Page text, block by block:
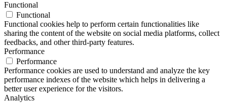
Functional
Functional
Functional cookies help to perform certain functionalities like
sharing the content of the website on social media platforms, collect
feedbacks, and other third-party features.
Performance
Performance
Performance cookies are used to understand and analyze the key
performance indexes of the website which helps in delivering a
better user experience for the visitors.
Analytics